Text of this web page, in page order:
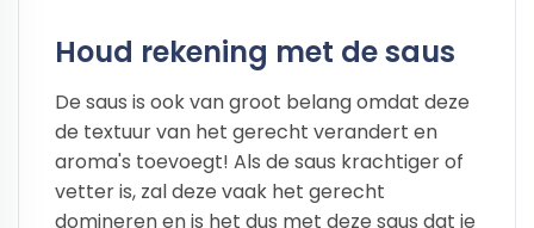
Houd rekening met de saus
De saus is ook van groot belang omdat deze
de textuur van het gerecht verandert en
aroma's toevoegt! Als de saus krachtiger of
vetter is, zal deze vaak het gerecht
domineren en is het dus met deze saus dat je